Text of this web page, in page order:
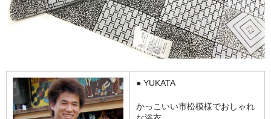
● YUKATA
かっこいい市松模様でおしゃれ